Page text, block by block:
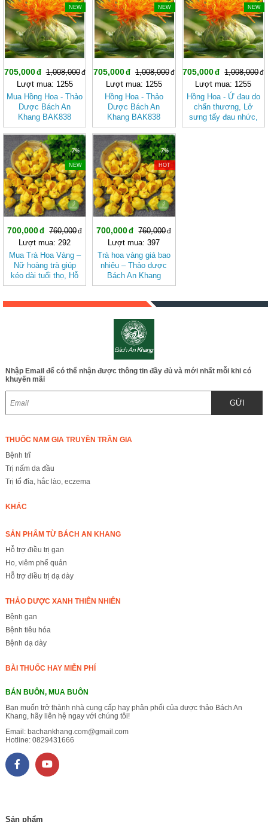
NEW
705,000
1,008,000
Lượt mua: 1255
Mua Hồng Hoa - Thảo
Dược Bách An
Khang BAK838
NEW
705,000
1,008,000
Lượt mua: 1255
Hồng Hoa - Thảo
Dược Bách An
Khang BAK838
NEW
705,000
1,008,000
Lượt mua: 1255
Hồng Hoa - Ứ đau do
chấn thương, Lở
sưng tấy đau nhức,
Đau kinh, đau bụng
-7%
NEW
700,000
760,000
Lượt mua: 292
Mua Trà Hoa Vàng –
Nữ hoàng trà giúp
kéo dài tuổi thọ, Hỗ
trợ giảm bệnh cực
trahoavang v2
-7%
HOT
700,000
760,000
Lượt mua: 397
Trà hoa vàng giá bao
nhiêu – Thảo dược
Bách An Khang
JD124 trahoavang
Nhập Email để có thể nhận được thông tin đầy đủ và mới nhất mỗi khi có
khuyến mãi
GỬI
THUỐC NAM GIA TRUYỀN TRẦN GIA
Bệnh trĩ
Trị nấm da đầu
Trị tổ đỉa, hắc lào, eczema
KHÁC
SẢN PHẨM TỪ BÁCH AN KHANG
Hỗ trợ điều trị gan
Ho, viêm phế quản
Hỗ trợ điều trị dạ dày
THẢO DƯỢC XANH THIÊN NHIÊN
Bệnh gan
Bệnh tiêu hóa
Bệnh dạ dày
BÀI THUỐC HAY MIỄN PHÍ
BÁN BUÔN, MUA BUÔN
Bạn muốn trở thành nhà cung cấp hay phân phối của dược thảo Bách An
Khang, hãy liên hệ ngay với chúng tôi!
Email: bachankhang.com@gmail.com
Hotline: 0829431666
Sản phẩm